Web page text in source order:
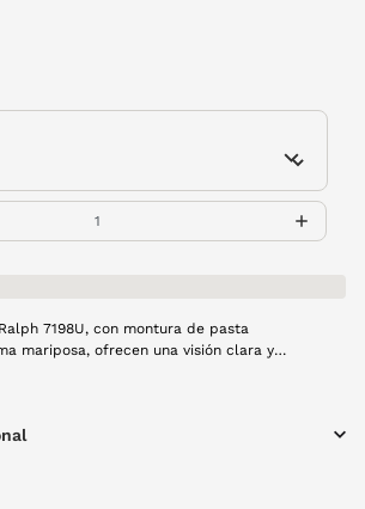
7198U, con montura de pasta
mariposa, ofrecen una visión clara y